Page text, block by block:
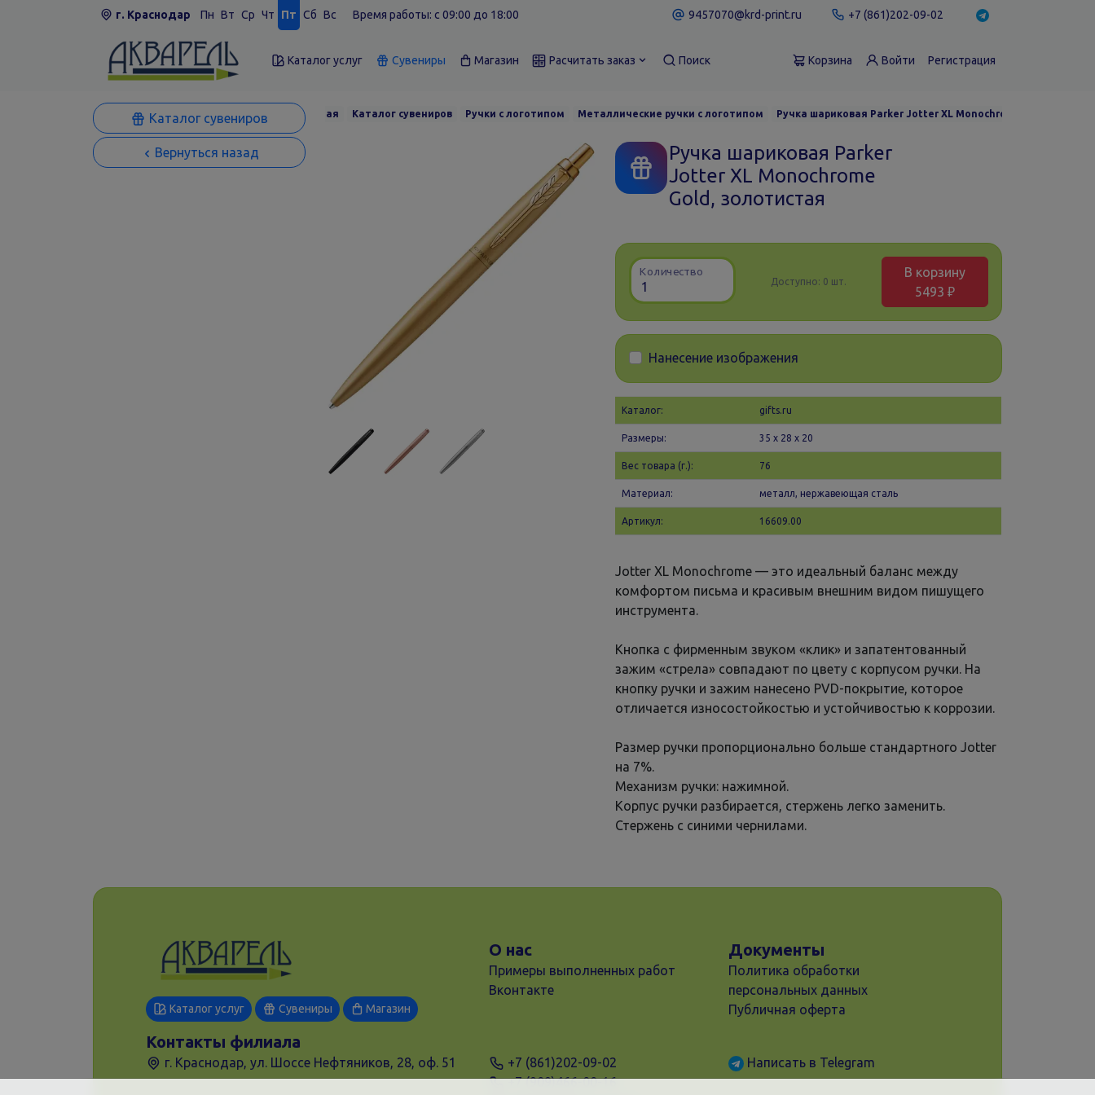
г. Краснодар Пн Вт Ср Чт Пт Сб Вс Время работы: c 09:00 до 18:00 9457070@krd-print.ru +7 (861)202-09-02
Каталог услуг Сувениры Магазин Расчитать заказ Поиск Корзина Войти Регистрация
Каталог сувениров
Вернуться назад
Главная Каталог сувениров Ручки с логотипом Металлические ручки с логотипом Ручка шариковая Parker Jotter XL Monochrome Gold,
Ручка шариковая Parker
Jotter XL Monochrome
Gold, золотистая
Количество
Доступно: 0 шт.
В корзину
5493 ₽
Нанесение изображения
Каталог: gifts.ru
Размеры: 35 х 28 x 20
Вес товара (г.): 76
Материал: металл, нержавеющая сталь
Артикул: 16609.00
Jotter XL Monochrome — это идеальный баланс между
комфортом письма и красивым внешним видом пишущего
инструмента.
Кнопка с фирменным звуком «клик» и запатентованный
зажим «стрела» совпадают по цвету с корпусом ручки. На
кнопку ручки и зажим нанесено PVD-покрытие, которое
отличается износостойкостью и устойчивостью к коррозии.
Размер ручки пропорционально больше стандартного Jotter
на 7%.
Механизм ручки: нажимной.
Корпус ручки разбирается, стержень легко заменить.
Стержень с синими чернилами.
Каталог услуг Сувениры Магазин
О нас
Примеры выполненных работ
Вконтакте
Документы
Политика обработки
персональных данных
Публичная оферта
Контакты филиала
г. Краснодар, ул. Шоссе Нефтяников, 28, оф. 51
+7 (861)202-09-02
+7 (909)466-00-16
Написать в Telegram